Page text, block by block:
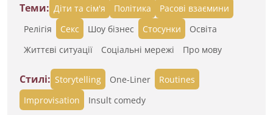
Теми: Діти та сім'я Політика
Расові взаємини
Релігія
Секс Шоу бізнес Стосунки
Освіта
Життєві ситуації
Cоціальні мережі Про мову
Стилі: Storytelling One-Liner
Routines
Improvisation
Insult comedy